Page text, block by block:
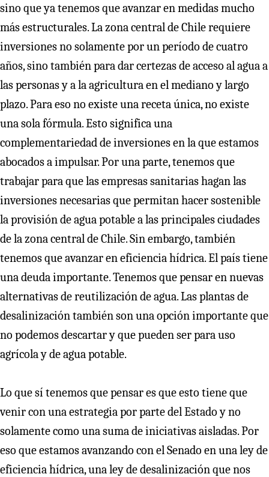
sino que ya tenemos que avanzar en medidas mucho
más estructurales. La zona central de Chile requiere
inversiones no solamente por un período de cuatro
años, sino también para dar certezas de acceso al agua a
las personas y a la agricultura en el mediano y largo
plazo. Para eso no existe una receta única, no existe
una sola fórmula. Esto significa una
complementariedad de inversiones en la que estamos
abocados a impulsar. Por una parte, tenemos que
trabajar para que las empresas sanitarias hagan las
inversiones necesarias que permitan hacer sostenible
la provisión de agua potable a las principales ciudades
de la zona central de Chile. Sin embargo, también
tenemos que avanzar en eficiencia hídrica. El país tiene
una deuda importante. Tenemos que pensar en nuevas
alternativas de reutilización de agua. Las plantas de
desalinización también son una opción importante que
no podemos descartar y que pueden ser para uso
agrícola y de agua potable.
Lo que sí tenemos que pensar es que esto tiene que
venir con una estrategia por parte del Estado y no
solamente como una suma de iniciativas aisladas. Por
eso que estamos avanzando con el Senado en una ley de
eficiencia hídrica, una ley de desalinización que nos